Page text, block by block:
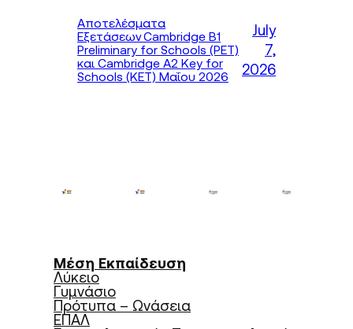
Αποτελέσματα
Εξετάσεων Cambridge B1
Preliminary for Schools (PET)
και Cambridge A2 Key for
Schools (KET) Μαΐου 2026
July
7,
2026
Μέση Εκπαίδευση
Λύκειο
Γυμνάσιο
Πρότυπα – Ωνάσεια
ΕΠΑΛ